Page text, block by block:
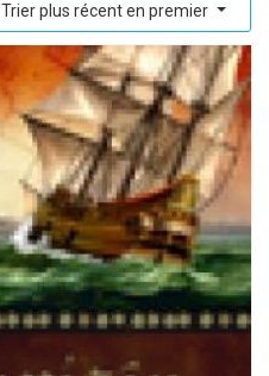
Trier plus récent en premier